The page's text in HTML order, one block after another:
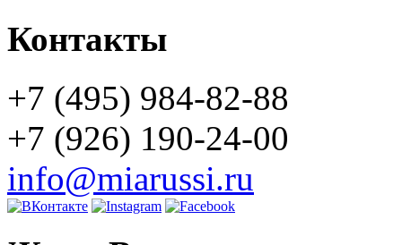
Контакты
+7 (495) 984-82-88
+7 (926) 190-24-00
info@miarussi.ru